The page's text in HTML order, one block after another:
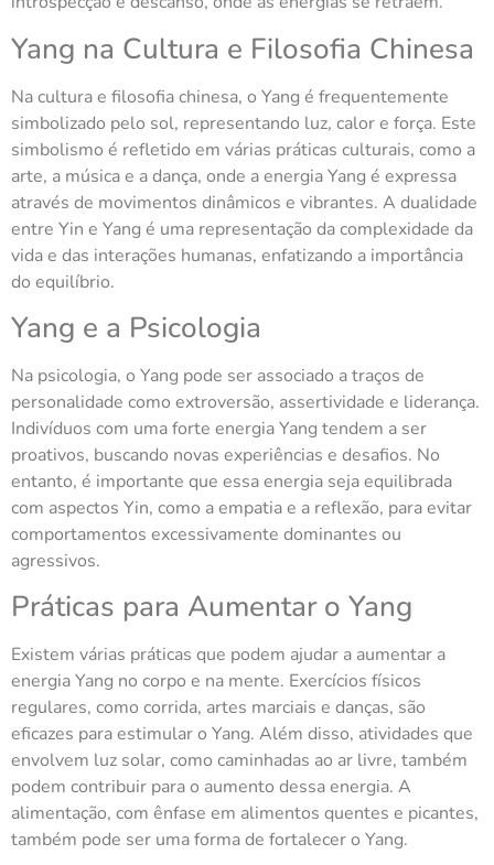
Yang na Cultura e Filosofia Chinesa
Na cultura e filosofia chinesa, o Yang é frequentemente
simbolizado pelo sol, representando luz, calor e força. Este
simbolismo é refletido em várias práticas culturais, como a
arte, a música e a dança, onde a energia Yang é expressa
através de movimentos dinâmicos e vibrantes. A dualidade
entre Yin e Yang é uma representação da complexidade da
vida e das interações humanas, enfatizando a importância
do equilíbrio.
Yang e a Psicologia
Na psicologia, o Yang pode ser associado a traços de
personalidade como extroversão, assertividade e liderança.
Indivíduos com uma forte energia Yang tendem a ser
proativos, buscando novas experiências e desafios. No
entanto, é importante que essa energia seja equilibrada
com aspectos Yin, como a empatia e a reflexão, para evitar
comportamentos excessivamente dominantes ou
agressivos.
Práticas para Aumentar o Yang
Existem várias práticas que podem ajudar a aumentar a
energia Yang no corpo e na mente. Exercícios físicos
regulares, como corrida, artes marciais e danças, são
eficazes para estimular o Yang. Além disso, atividades que
envolvem luz solar, como caminhadas ao ar livre, também
podem contribuir para o aumento dessa energia. A
alimentação, com ênfase em alimentos quentes e picantes,
também pode ser uma forma de fortalecer o Yang.